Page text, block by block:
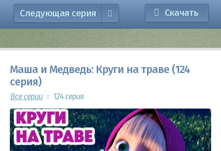
Следующая серия Скачать
Маша и Медведь: Круги на траве (124
серия)
Все серии 124 серия